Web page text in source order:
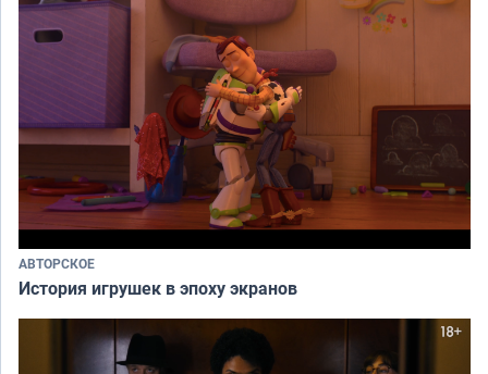
АВТОРСКОЕ
История игрушек в эпоху экранов